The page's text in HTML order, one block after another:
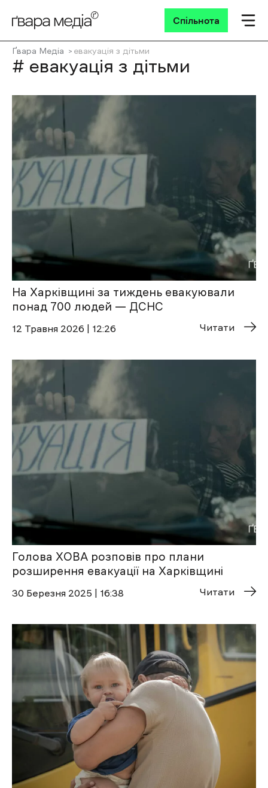
Спільнота
Ґвара Медіа евакуація з дітьми
# евакуація з дітьми
На Харківщині за тиждень евакуювали
понад 700 людей — ДСНС
12 Травня 2026 | 12:26 Читати
Голова ХОВА розповів про плани
розширення евакуації на Харківщині
30 Березня 2025 | 16:38 Читати